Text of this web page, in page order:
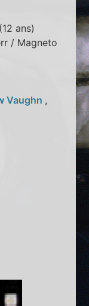
ans)
/ Magneto
Vaughn ,